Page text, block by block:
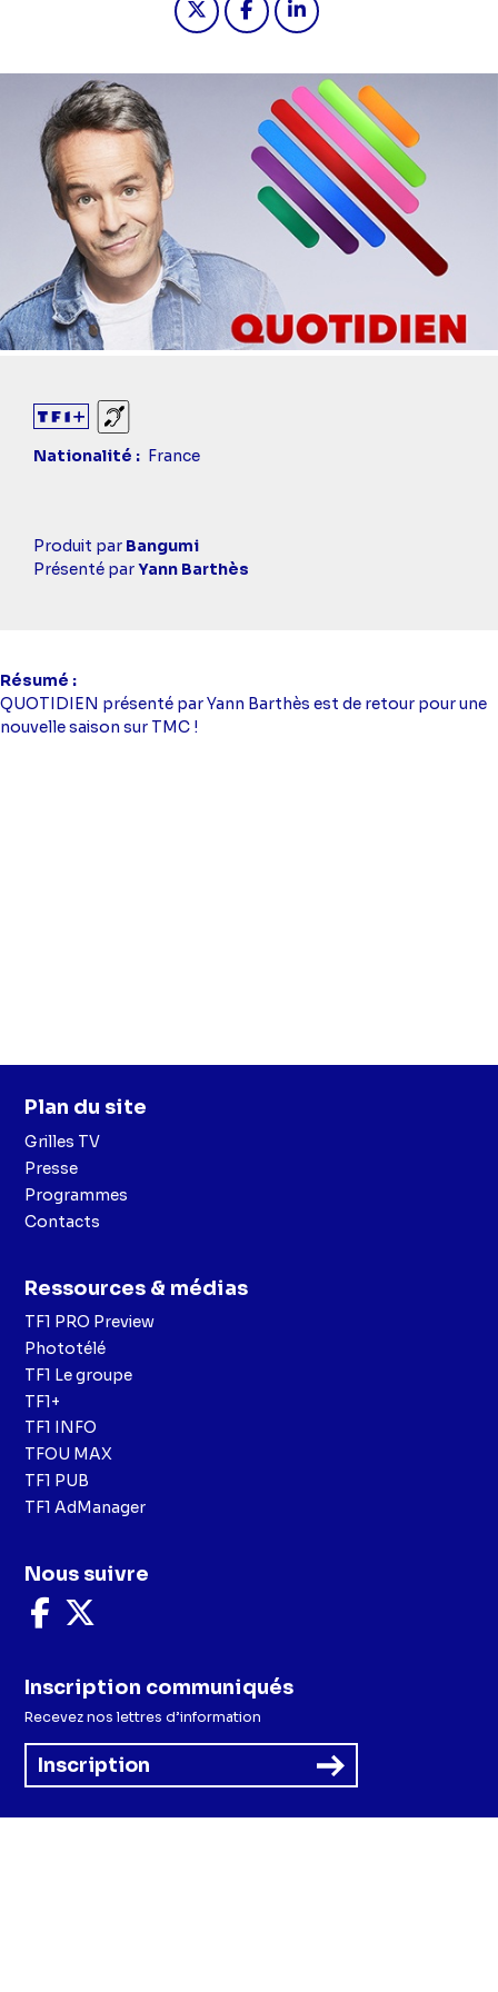
Sourds et malentendants
Nationalité
France
Casting
simba
Produit par Bangumi
Présenté parYann Barthès
Résumé
QUOTIDIEN présenté par Yann Barthès est de retour pour une
nouvelle saison sur TMC !
Plan du site
Grilles TV
Presse
Programmes
Contacts
Ressources & médias
TF1 PRO Preview
Phototélé
TF1 Le groupe
TF1+
TF1 INFO
TFOU MAX
TF1 PUB
TF1 AdManager
Nous suivre
Nous
suivre
Facebook
X
Inscription communiqués
Recevez nos lettres d’information
Inscription